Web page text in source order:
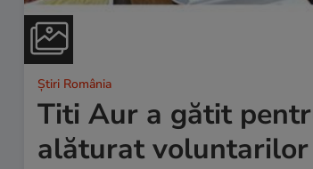
Știri România
Titi Aur a gătit
alăturat